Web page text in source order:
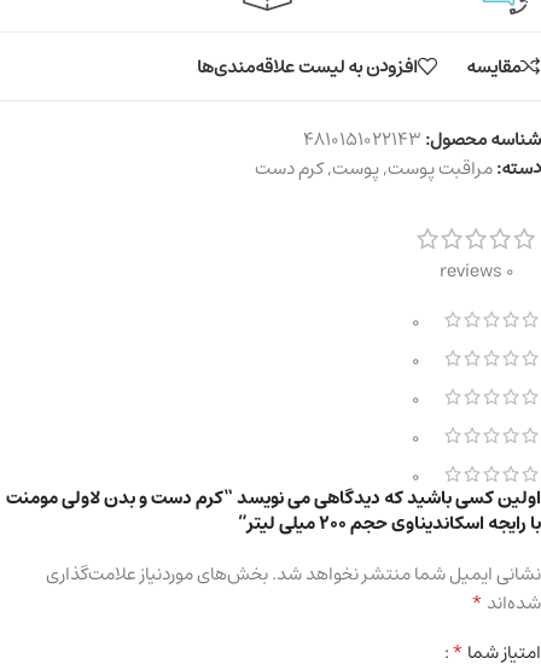
مقایسه افزودن به لیست علاقه‌مندی‌ها
شناسه محصول:4810151022143
دسته:مراقبت پوست,پوست,کرم دست
0 reviews
0
0
0
0
0
اولین کسی باشید که دیدگاهی می نویسد “کرم دست و بدن لاولی مومنت
با رایجه اسکاندیناوی حجم ۲۰۰ میلی لیتر”
نشانی ایمیل شما منتشر نخواهد شد.بخش‌های موردنیاز علامت‌گذاری
شده‌اند*
امتیاز شما*